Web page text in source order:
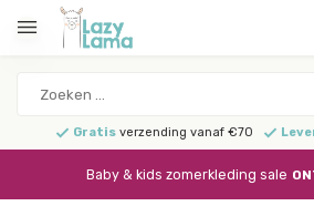
Gratis verzending vanaf €70
Baby & kids zomerkleding sale